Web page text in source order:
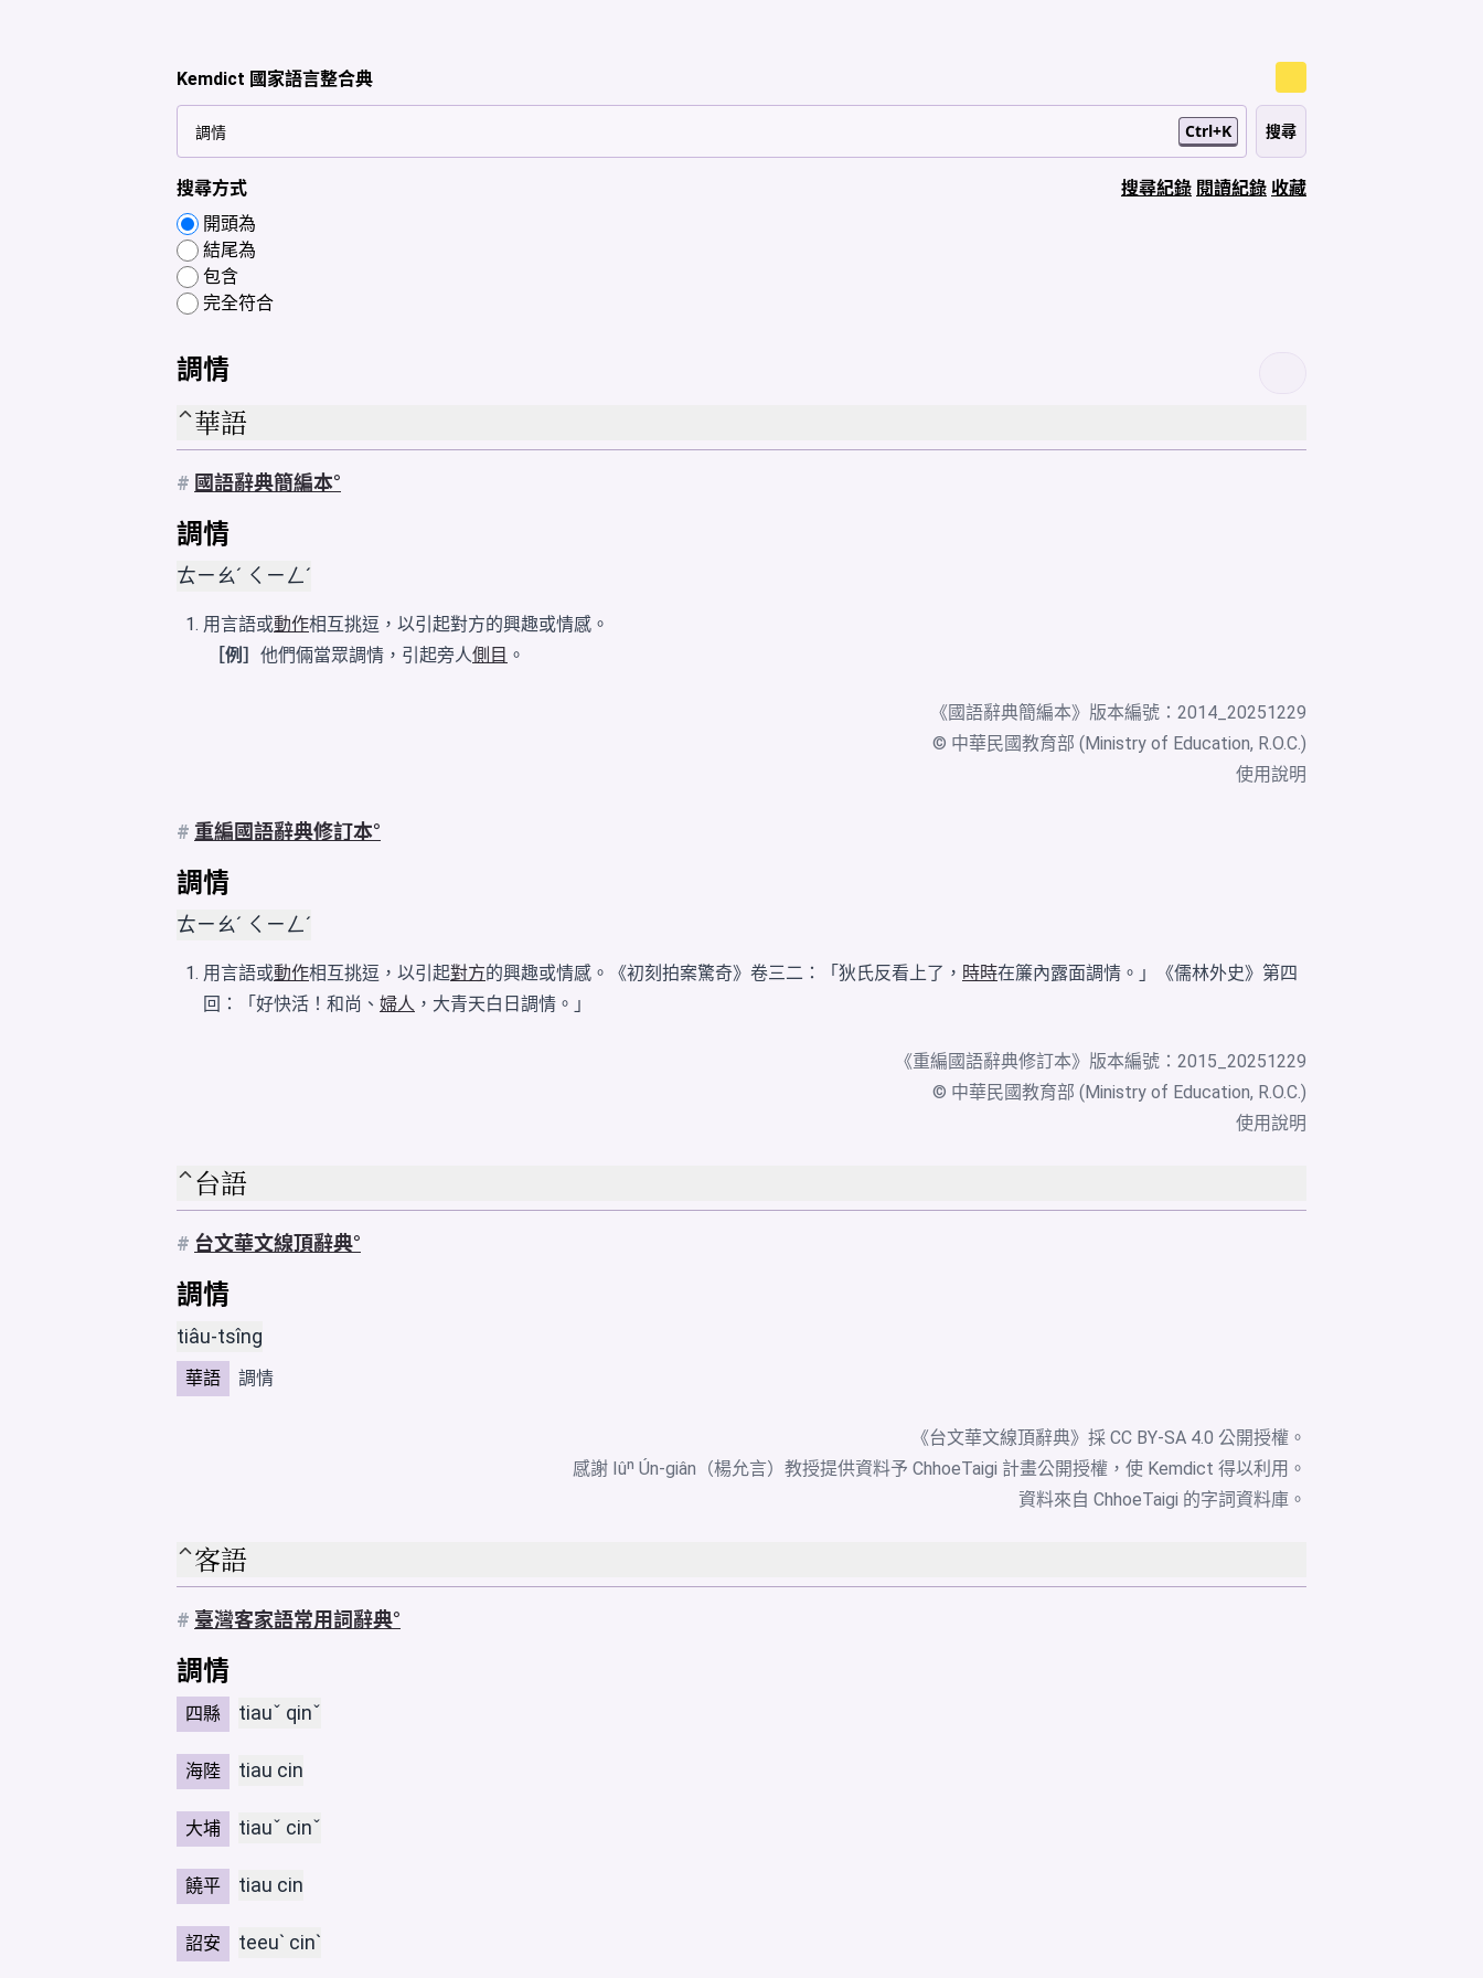
Kemdict 國家語言整合典
Ctrl+K
搜尋方式
開頭為
結尾為
包含
完全符合
搜尋紀錄 閱讀紀錄 收藏
調情
華語
# 國語辭典簡編本
調情
ㄊㄧㄠˊ ㄑㄧㄥˊ
用言語或動作相互挑逗，以引起對方的興趣或情感。
［例］ 他們倆當眾調情，引起旁人側目 。
《國語辭典簡編本》版本編號：2014_20251229
© 中華民國教育部 (Ministry of Education, R.O.C.)
使用說明
# 重編國語辭典修訂本
調情
ㄊㄧㄠˊ ㄑㄧㄥˊ
用言語或動作相互挑逗，以引起對方的興趣或情感。《初刻拍案驚奇》卷三二：「狄氏反看上了， 時時在簾內露面調情。」《儒林外史》第四
回：「好快活！和尚、 婦人 ，大青天白日調情。」
《重編國語辭典修訂本》版本編號：2015_20251229
© 中華民國教育部 (Ministry of Education, R.O.C.)
使用說明
台語
# 台文華文線頂辭典
調情
tiâu-tsîng
華語 調情
《台文華文線頂辭典》採 CC BY-SA 4.0 公開授權。
感謝 Iûⁿ Ún-giân（楊允言）教授提供資料予 ChhoeTaigi 計畫公開授權，使 Kemdict 得以利用。
資料來自 ChhoeTaigi 的字詞資料庫 。
客語
# 臺灣客家語常用詞辭典
調情
四縣 tiauˇ qinˇ
海陸 tiau cin
大埔 tiauˇ cinˇ
饒平 tiau cin
詔安 teeuˋ cinˋ